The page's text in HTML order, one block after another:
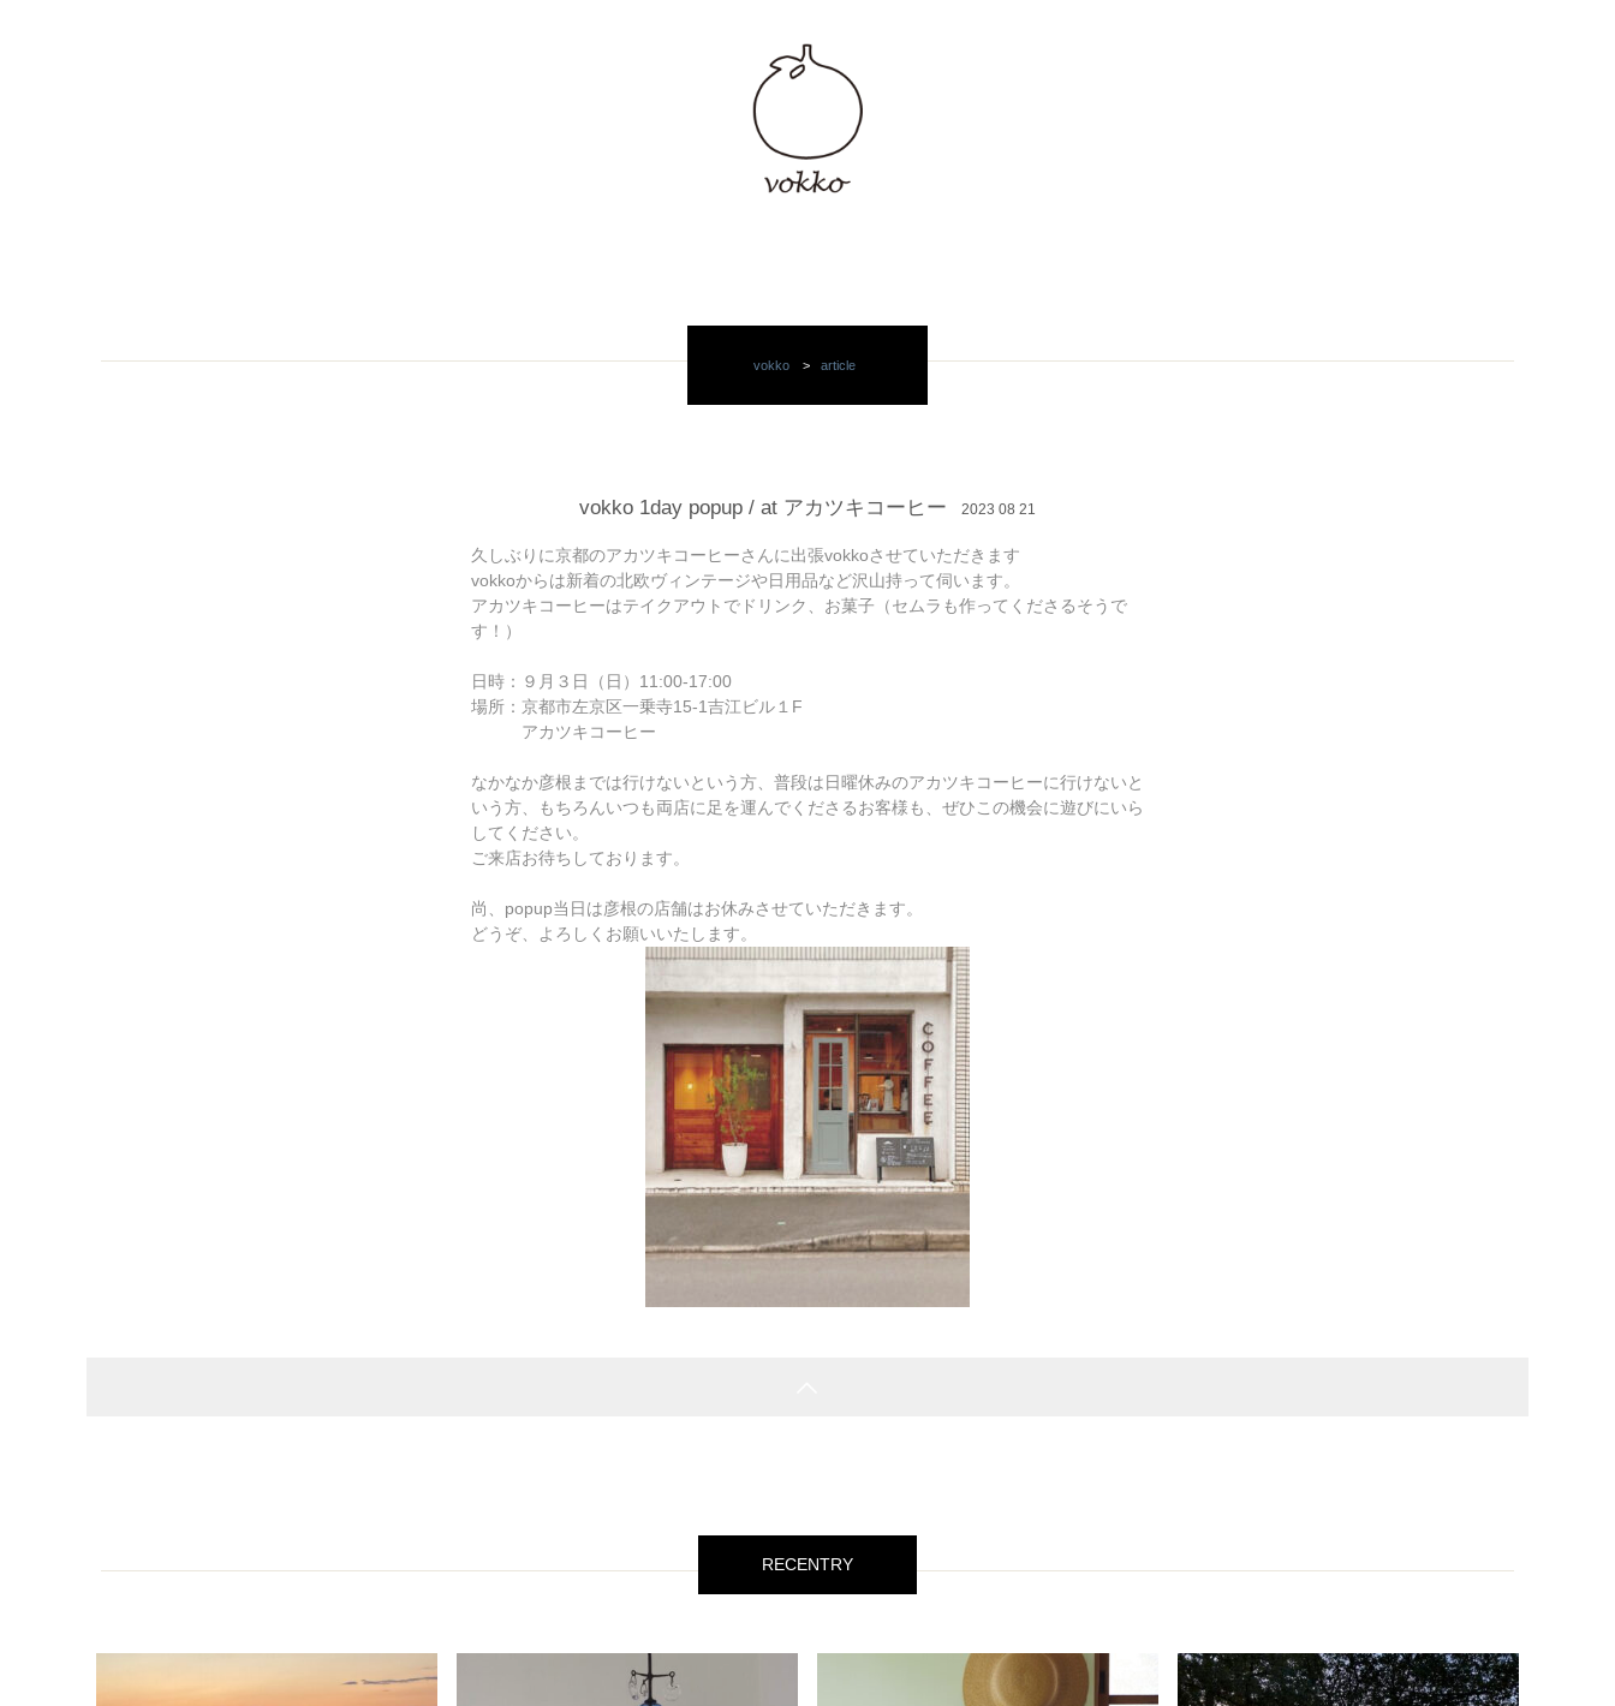
vokko > article
vokko 1day popup / at アカツキコーヒー 2023 08 21
久しぶりに京都のアカツキコーヒーさんに出張vokkoさせていただきます
vokkoからは新着の北欧ヴィンテージや日用品など沢山持って伺います。
アカツキコーヒーはテイクアウトでドリンク、お菓子（セムラも作ってくださるそうで
す！）
日時：９月３日（日）11:00-17:00
場所：京都市左京区一乗寺15-1吉江ビル１F
アカツキコーヒー
なかなか彦根までは行けないという方、普段は日曜休みのアカツキコーヒーに行けないと
いう方、もちろんいつも両店に足を運んでくださるお客様も、ぜひこの機会に遊びにいら
してください。
ご来店お待ちしております。
尚、popup当日は彦根の店舗はお休みさせていただきます。
どうぞ、よろしくお願いいたします。
RECENTRY